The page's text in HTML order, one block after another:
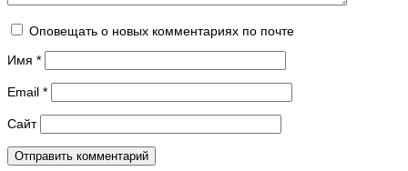
Оповещать о новых комментариях по почте
Имя *
Email *
Сайт